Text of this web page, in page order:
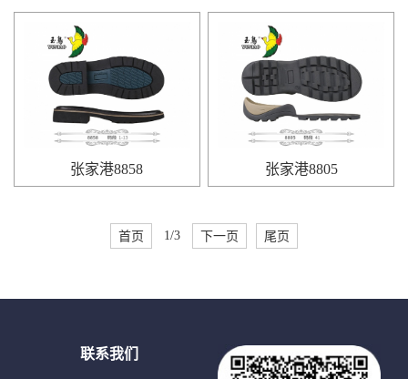
张家港8858 张家港8805
首页 1/3 下一页 尾页
联系我们